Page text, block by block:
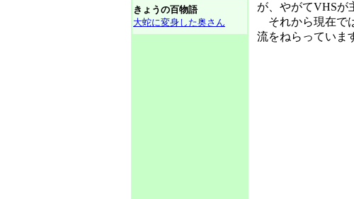
きょうの百物語
大蛇に変身した奥さん
が、やがてVHSが
それから現在で
流をねらっていま